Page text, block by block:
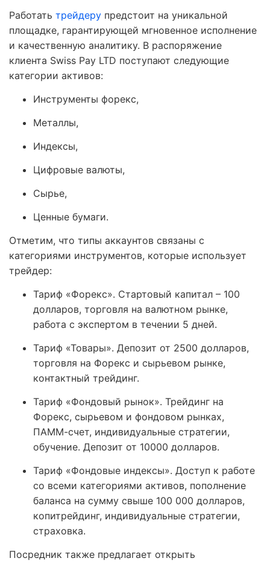
Работать трейдеру предстоит на уникальной
площадке, гарантирующей мгновенное исполнение
и качественную аналитику. В распоряжение
клиента Swiss Pay LTD поступают следующие
категории активов:
Инструменты форекс,
Металлы,
Индексы,
Цифровые валюты,
Сырье,
Ценные бумаги.
Отметим, что типы аккаунтов связаны с
категориями инструментов, которые использует
трейдер:
Тариф «Форекс». Стартовый капитал – 100
долларов, торговля на валютном рынке,
работа с экспертом в течении 5 дней.
Тариф «Товары». Депозит от 2500 долларов,
торговля на Форекс и сырьевом рынке,
контактный трейдинг.
Тариф «Фондовый рынок». Трейдинг на
Форекс, сырьевом и фондовом рынках,
ПАММ-счет, индивидуальные стратегии,
обучение. Депозит от 10000 долларов.
Тариф «Фондовые индексы». Доступ к работе
со всеми категориями активов, пополнение
баланса на сумму свыше 100 000 долларов,
копитрейдинг, индивидуальные стратегии,
страховка.
Посредник также предлагает открыть